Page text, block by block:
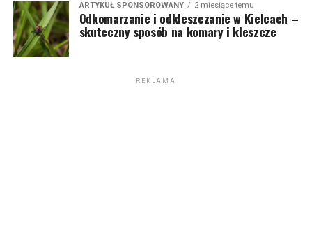
ARTYKUŁ SPONSOROWANY 2 miesiące temu
Odkomarzanie i odkleszczanie w Kielcach –
skuteczny sposób na komary i kleszcze
REKLAMA